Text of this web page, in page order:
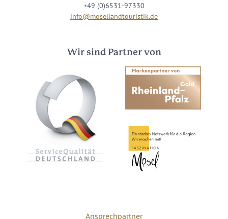
+49 (0)6531-97330
info@mosellandtouristik.de
Wir sind Partner von
Ansprechpartner